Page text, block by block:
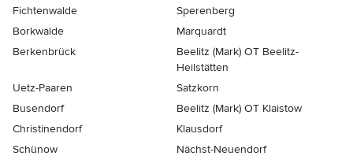
Fichtenwalde
Sperenberg
Borkwalde
Marquardt
Berkenbrück
Beelitz (Mark) OT Beelitz-
Heilstätten
Uetz-Paaren
Satzkorn
Busendorf
Beelitz (Mark) OT Klaistow
Christinendorf
Klausdorf
Schünow
Nächst-Neuendorf